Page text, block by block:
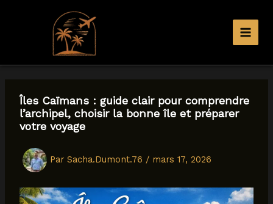
Aller
contenuÎles Caïmans : guide clair pour comprendre
l’archipel, choisir la bonne île et préparer
votre voyage
Par Sacha.Dumont.76 / mars 17, 2026